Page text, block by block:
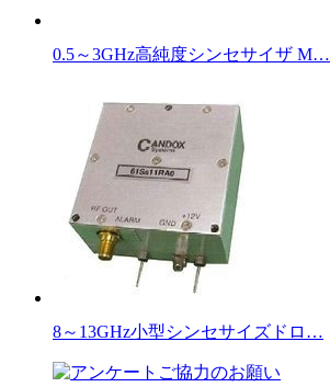
0.5～3GHz高純度シンセサイザ M…
8～13GHz小型シンセサイズドロ…